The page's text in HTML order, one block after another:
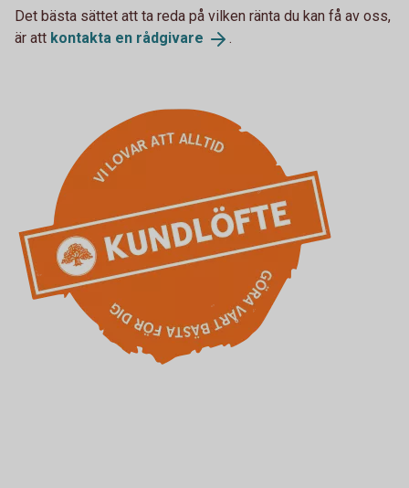
Det bästa sättet att ta reda på vilken ränta du kan få av oss,
är att kontakta en rådgivare .